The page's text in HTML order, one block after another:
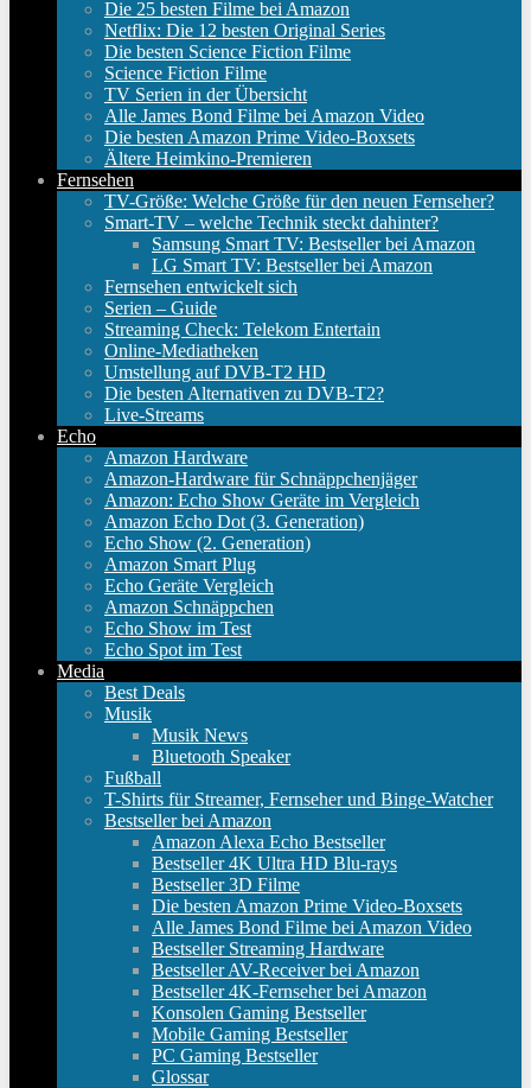
Die 25 besten Filme bei Amazon
Netflix: Die 12 besten Original Series
Die besten Science Fiction Filme
Science Fiction Filme
TV Serien in der Übersicht
Alle James Bond Filme bei Amazon Video
Die besten Amazon Prime Video-Boxsets
Ältere Heimkino-Premieren
Fernsehen
TV-Größe: Welche Größe für den neuen Fernseher?
Smart-TV – welche Technik steckt dahinter?
Samsung Smart TV: Bestseller bei Amazon
LG Smart TV: Bestseller bei Amazon
Fernsehen entwickelt sich
Serien – Guide
Streaming Check: Telekom Entertain
Online-Mediatheken
Umstellung auf DVB-T2 HD
Die besten Alternativen zu DVB-T2?
Live-Streams
Echo
Amazon Hardware
Amazon-Hardware für Schnäppchenjäger
Amazon: Echo Show Geräte im Vergleich
Amazon Echo Dot (3. Generation)
Echo Show (2. Generation)
Amazon Smart Plug
Echo Geräte Vergleich
Amazon Schnäppchen
Echo Show im Test
Echo Spot im Test
Media
Best Deals
Musik
Musik News
Bluetooth Speaker
Fußball
T-Shirts für Streamer, Fernseher und Binge-Watcher
Bestseller bei Amazon
Amazon Alexa Echo Bestseller
Bestseller 4K Ultra HD Blu-rays
Bestseller 3D Filme
Die besten Amazon Prime Video-Boxsets
Alle James Bond Filme bei Amazon Video
Bestseller Streaming Hardware
Bestseller AV-Receiver bei Amazon
Bestseller 4K-Fernseher bei Amazon
Konsolen Gaming Bestseller
Mobile Gaming Bestseller
PC Gaming Bestseller
Glossar